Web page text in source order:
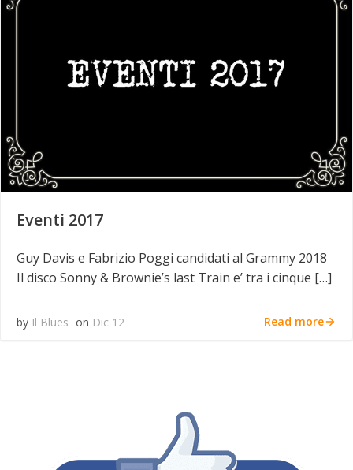
Eventi 2017
Guy Davis e Fabrizio Poggi candidati al Grammy 2018
Il disco Sonny & Brownie’s last Train e’ tra i cinque […]
by Il Blues on Dic 12 Read more